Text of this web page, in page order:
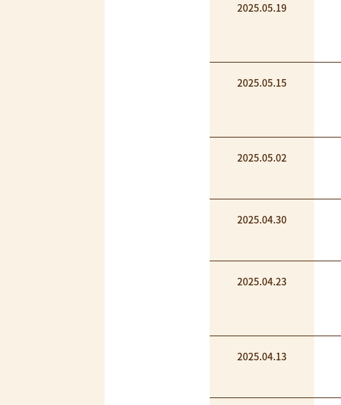
2025.05.19
2025.05.15
2025.05.02
2025.04.30
2025.04.23
2025.04.13